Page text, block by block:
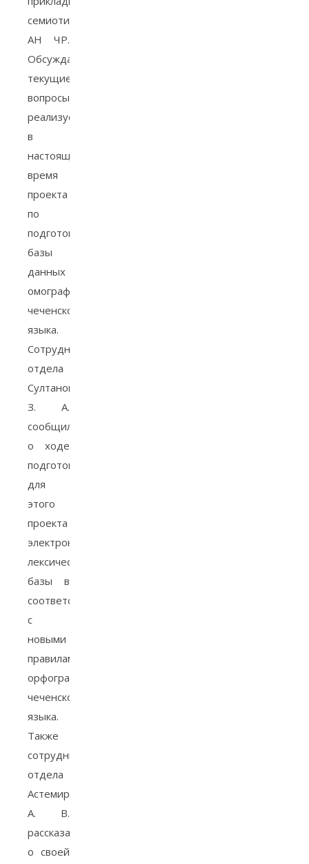
семиотики
АН ЧР.
Обсуждались
текущие
вопросы
реализуемого
в
настоящее
время
проекта
по
подготовке
базы
данных
омографов
чеченского
языка.
Сотрудник
отдела
Султанов
З. А.
сообщил
о ходе
подготовки
для
этого
проекта
электронной
лексической
базы в
соответствие
с
новыми
правилами
орфографии
чеченского
языка.
Также
сотрудник
отдела
Астемиров
А. В.
рассказал
о своей